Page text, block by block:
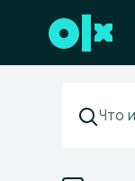
Перейти к